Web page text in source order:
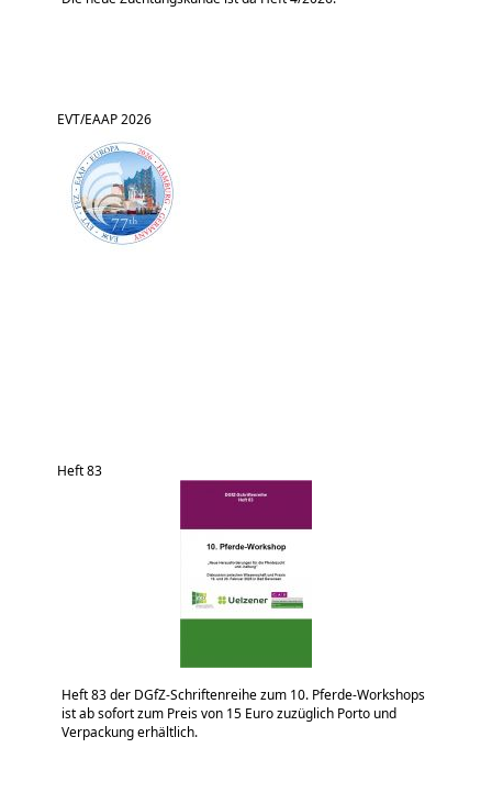
EVT/EAAP 2026
Heft 83
Heft 83 der DGfZ-Schriftenreihe zum 10. Pferde-Workshops
ist ab sofort zum Preis von 15 Euro zuzüglich Porto und
Verpackung erhältlich.